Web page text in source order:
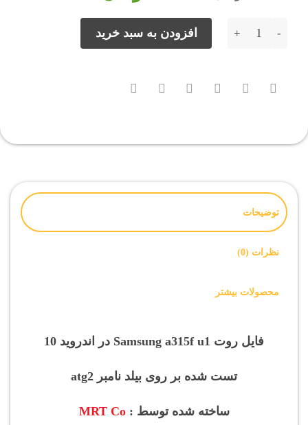
15,000 تومان
بود.
افزودن به سبد خرید
توضیحات
نظرات (0)
محصولات بیشتر
فایل روت Samsung a315f u1 در اندروید 10
تست شده بر روی بیلد نامبر atg2
ساخته شده توسط :MRT Co